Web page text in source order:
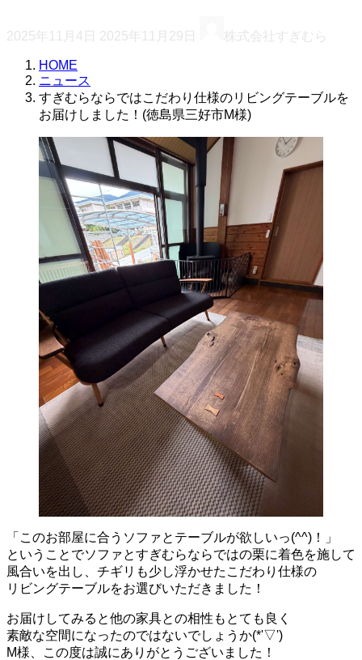
2025年11月4日
終
日
時
:
2025年11月29日 株式会社すぎむら
HOME
ニュース
すぎむらならではこだわり仕様のリビングテーブルを
お届けしました！(徳島県三好市M様)
「このお部屋に合うソファとテーブルが欲しいっ(^^)！」
ということでソファとすぎむらならではの栗に着色を施して
風合いを出し、チギリも少し浮かせたこだわり仕様の
リビングテーブルをお選びいただきました！
お届けしてみると他の家具との相性もとても良く
素敵な空間になったのではないでしょうか(*'▽')
M様、この度は誠にありがとうございました！